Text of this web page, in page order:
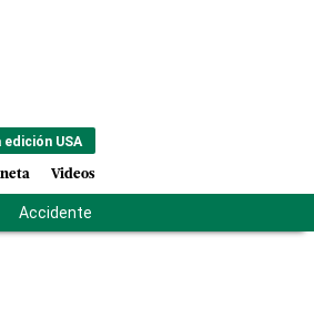
edición USA
Videos
Accidente Los Ríos